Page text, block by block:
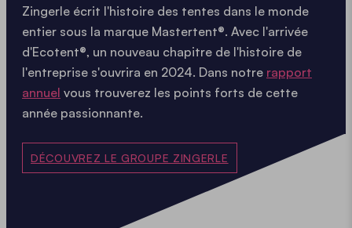
Zingerle écrit l'histoire des tentes dans le monde
entier sous la marque Mastertent®. Avec l'arrivée
d'Ecotent®, un nouveau chapitre de l'histoire de
l'entreprise s'ouvrira en 2024. Dans notre rapport
annuel vous trouverez les points forts de cette
année passionnante.
DÉCOUVREZ LE GROUPE ZINGERLE